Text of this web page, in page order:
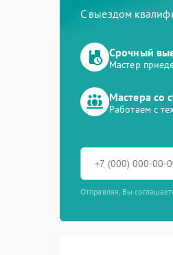
С выездом
Срочный
Мастер
Мастера со
Работаем с
Отправляя, Вы